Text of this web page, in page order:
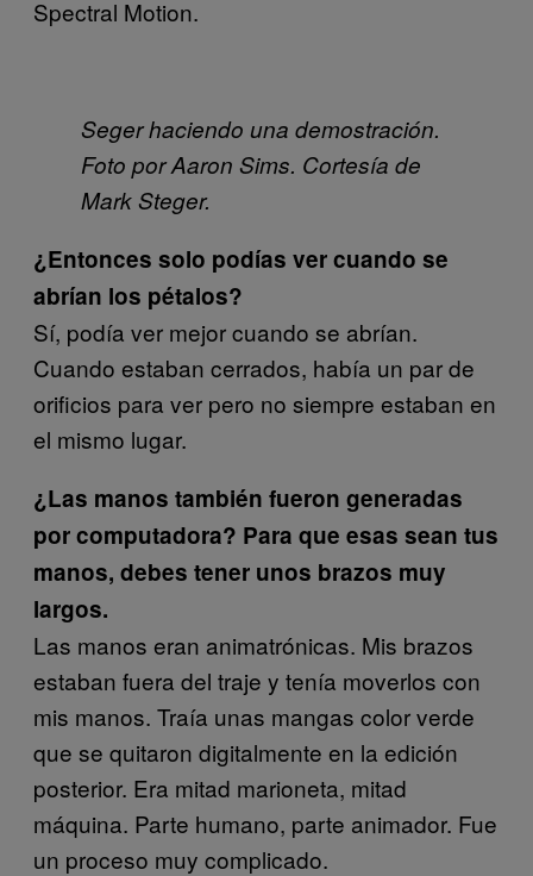
Spectral Motion.
Seger haciendo una demostración.
Foto por Aaron Sims. Cortesía de
Mark Steger.
¿Entonces solo podías ver cuando se
abrían los pétalos?
Sí, podía ver mejor cuando se abrían.
Cuando estaban cerrados, había un par de
orificios para ver pero no siempre estaban en
el mismo lugar.
¿Las manos también fueron generadas
por computadora? Para que esas sean tus
manos, debes tener unos brazos muy
largos.
Las manos eran animatrónicas. Mis brazos
estaban fuera del traje y tenía moverlos con
mis manos. Traía unas mangas color verde
que se quitaron digitalmente en la edición
posterior. Era mitad marioneta, mitad
máquina. Parte humano, parte animador. Fue
un proceso muy complicado.